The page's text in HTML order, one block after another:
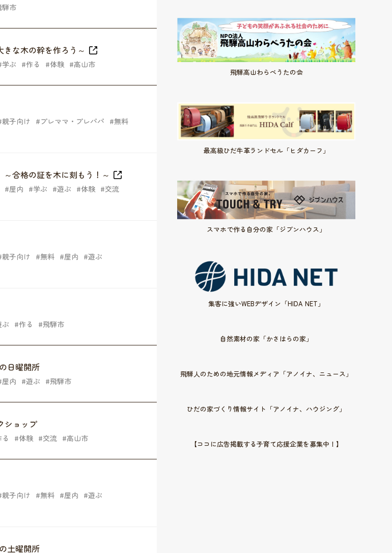
騨市
な木の幹を作ろう～
学ぶ 作る 体験 高山市
親子向け プレママ・プレパパ
無料
合格の証を木に刻もう！～
屋内 学ぶ 遊ぶ 体験
交流
親子向け 無料 屋内
遊ぶ
ぶ 作る 飛騨市
日曜開所
屋内 遊ぶ 飛騨市
ショップ
体験 交流 高山市
親子向け 無料 屋内
遊ぶ
土曜開所
飛騨高山わらべうたの会
最高級ひだ牛革ランドセル「ヒダカーフ」
スマホで作る自分の家「ジブンハウス」
集客に強いWEBデザイン「HIDA NET」
自然素材の家「かさはらの家」
飛騨人のための地元情報メディア「アノイナ、ニュース」
ひだの家づくり情報サイト「アノイナ、ハウジング」
【ココに広告掲載する子育て応援企業を募集中！】